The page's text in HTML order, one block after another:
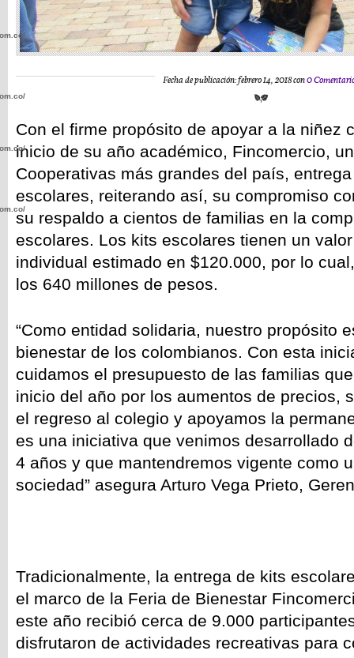
Fecha de publicación: febrero 14, 2018 con0
Con el firme propósito de apoyar a la niñez
inicio de su año académico, Fincomercio,
Cooperativas más grandes del país,
escolares, reiterando así, su compromiso
su respaldo a cientos de familias en la
escolares. Los kits escolares tienen un
individual estimado en $120.000, por lo
los 640 millones de pesos.
“Como entidad solidaria, nuestro propósito
bienestar de los colombianos. Con esta
cuidamos el presupuesto de las familias
inicio del año por los aumentos de precios,
el regreso al colegio y apoyamos la
es una iniciativa que venimos desarrollado
4 años y que mantendremos vigente como
sociedad” asegura Arturo Vega Prieto,
Tradicionalmente, la entrega de kits
el marco de la Feria de Bienestar
este año recibió cerca de 9.000
disfrutaron de actividades recreativas para
wp-
wp-
wp-
wp-
wp-